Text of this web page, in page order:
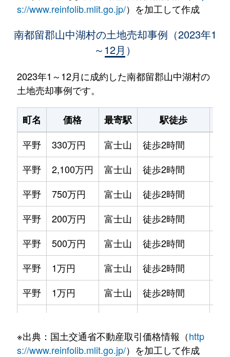
s://www.reinfolib.mlit.go.jp/）を加工して作成
南都留郡山中湖村の土地売却事例（2023年1
～12月）
2023年1～12月に成約した南都留郡山中湖村の
土地売却事例です。
町名 価格 最寄駅 駅徒歩
平野
330万円 富士山 徒歩2時間
平野
2,100万円 富士山 徒歩2時間
平野
750万円 富士山 徒歩2時間
平野
200万円 富士山 徒歩2時間
平野
500万円 富士山 徒歩2時間
平野
1万円 富士山 徒歩2時間
平野
1万円 富士山 徒歩2時間
山中
2,000万円 富士山 徒歩2時間
※出典：国土交通省不動産取引価格情報（http
s://www.reinfolib.mlit.go.jp/）を加工して作成